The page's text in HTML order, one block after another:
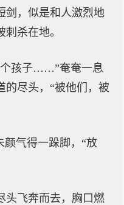
剑，似是和人激烈地
杀在地。
孩子……”奄奄一息
的尽头，“被他们，被
颜气得一跺脚，“放
头飞奔而去，胸口燃